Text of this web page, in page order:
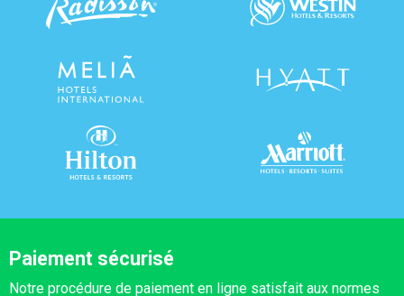
Paiement sécurisé
Notre procédure de paiement en ligne satisfait aux normes